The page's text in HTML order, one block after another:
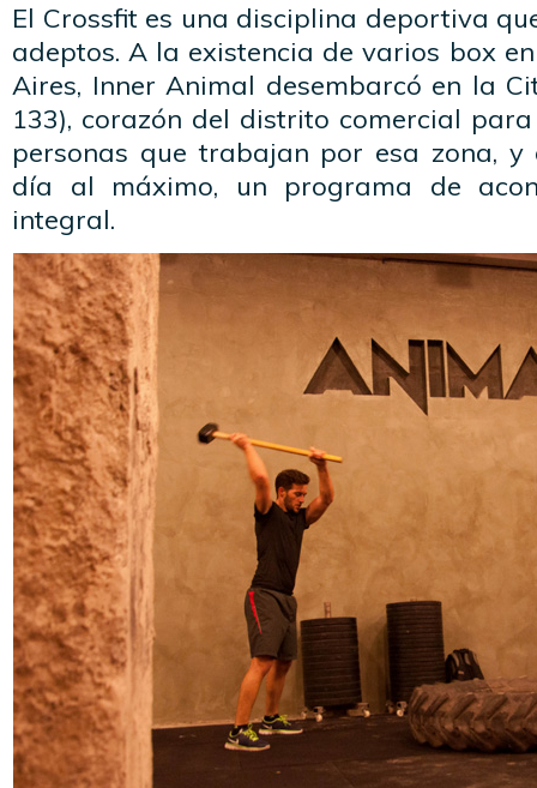
El Crossfit es una disciplina deportiva
adeptos. A la existencia de varios box
Aires, Inner Animal desembarcó en la
133), corazón del distrito comercial
personas que trabajan por esa zona, y
día al máximo, un programa de
integral.